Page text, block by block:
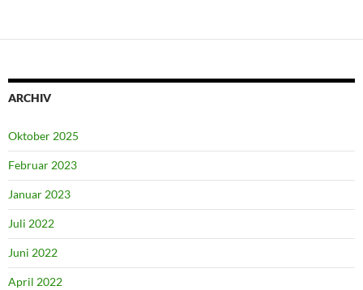
ARCHIV
Oktober 2025
Februar 2023
Januar 2023
Juli 2022
Juni 2022
April 2022